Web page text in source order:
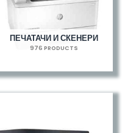
ПЕЧАТАЧИ И СКЕНЕРИ
976 PRODUCTS